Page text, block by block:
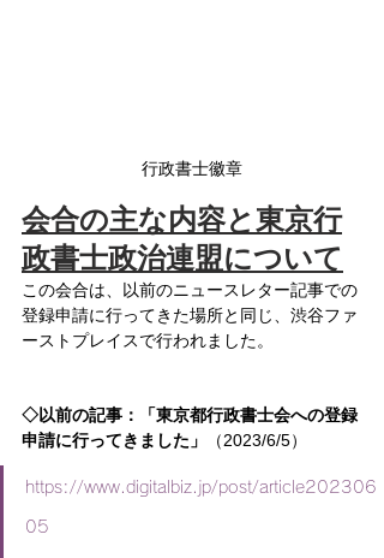
行政書士徽章
会合の主な内容と東京行
政書士政治連盟について
この会合は、以前のニュースレター記事での
登録申請に行ってきた場所と同じ、渋谷ファ
ーストプレイスで行われました。
◇以前の記事：「東京都行政書士会への登録
申請に行ってきました」
（2023/6/5）
https://www.digitalbiz.jp/post/article202306
05